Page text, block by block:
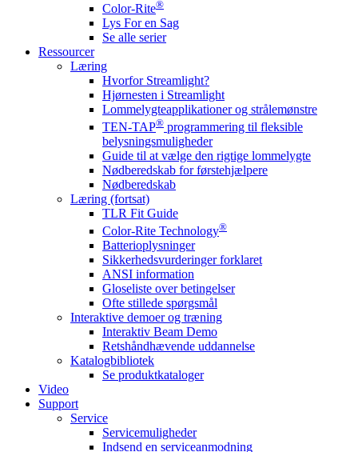
Color-Rite®
Lys For en Sag
Se alle serier
Ressourcer
Læring
Hvorfor Streamlight?
Hjørnesten i Streamlight
Lommelygteapplikationer og strålemønstre
TEN-TAP® programmering til fleksible
belysningsmuligheder
Guide til at vælge den rigtige lommelygte
Nødberedskab for førstehjælpere
Nødberedskab
Læring (fortsat)
TLR Fit Guide
Color-Rite Technology®
Batterioplysninger
Sikkerhedsvurderinger forklaret
ANSI information
Gloseliste over betingelser
Ofte stillede spørgsmål
Interaktive demoer og træning
Interaktiv Beam Demo
Retshåndhævende uddannelse
Katalogbibliotek
Se produktkataloger
Video
Support
Service
Servicemuligheder
Indsend en serviceanmodning